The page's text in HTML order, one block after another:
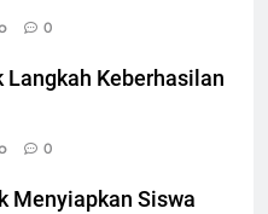
0
Langkah Keberhasilan
0
Menyiapkan Siswa